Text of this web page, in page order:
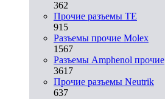
362
Прочие разъемы TE
915
Разъемы прочие Molex
1567
Разъемы Amphenol прочие
3617
Прочие разъемы Neutrik
637